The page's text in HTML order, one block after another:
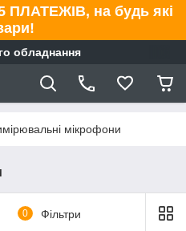
ПЛАТЕЖІВ, на будь які
обладнання
мікрофони
0 Фільтри